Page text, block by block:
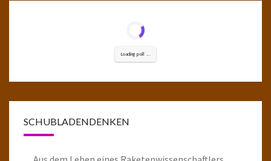
Loading poll ...
SCHUBLADENDENKEN